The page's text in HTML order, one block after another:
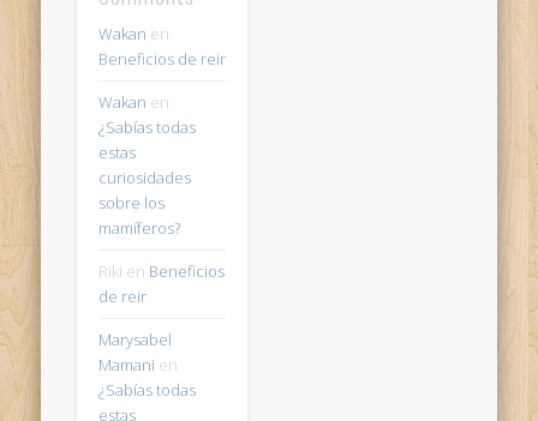
Wakan en
Beneficios de reir
Wakan en
¿Sabías todas
estas
curiosidades
sobre los
mamíferos?
Riki en Beneficios
de reir
Marysabel
Mamani en
¿Sabías todas
estas